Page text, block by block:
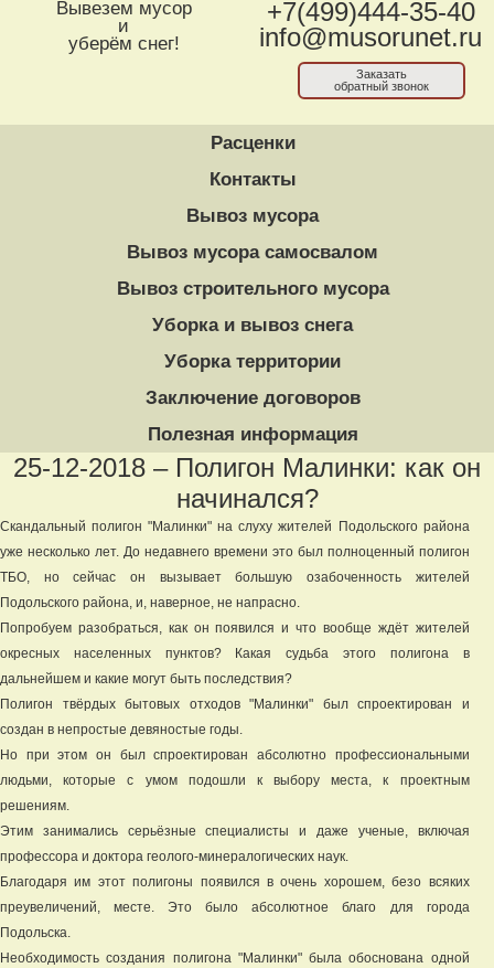
Вывезем мусор
и
уберём снег!
+7(499)444-35-40
info@musorunet.ru
Заказать
обратный звонок
Расценки
Контакты
Вывоз мусора
Вывоз мусора самосвалом
Вывоз строительного мусора
Уборка и вывоз снега
Уборка территории
Заключение договоров
Полезная информация
25-12-2018 – Полигон Малинки: как он
начинался?
Скандальный полигон "Малинки" на слуху жителей Подольского района
уже несколько лет. До недавнего времени это был полноценный полигон
ТБО, но сейчас он вызывает большую озабоченность жителей
Подольского района, и, наверное, не напрасно.
Попробуем разобраться, как он появился и что вообще ждёт жителей
окресных населенных пунктов? Какая судьба этого полигона в
дальнейшем и какие могут быть последствия?
Полигон твёрдых бытовых отходов "Малинки" был спроектирован и
создан в непростые девяностые годы.
Но при этом он был спроектирован абсолютно профессиональными
людьми, которые с умом подошли к выбору места, к проектным
решениям.
Этим занимались серьёзные специалисты и даже ученые, включая
профессора и доктора геолого-минералогических наук.
Благодаря им этот полигоны появился в очень хорошем, безо всяких
преувеличений, месте. Это было абсолютное благо для города
Подольска.
Необходимость создания полигона "Малинки" была обоснована одной